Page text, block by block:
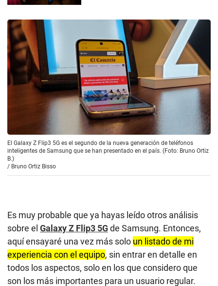
El Galaxy Z Flip3 5G es el segundo de la nueva generación de teléfonos
inteligentes de Samsung que se han presentado en el país. (Foto: Bruno Ortiz
B.)
/ Bruno Ortiz Bisso
Es muy probable que ya hayas leído otros análisis
sobre el Galaxy Z Flip3 5Gde Samsung. Entonces,
aquí ensayaré una vez más solo un listado de mi
experiencia con el equipo, sin entrar en detalle en
todos los aspectos, solo en los que considero que
son los más importantes para un usuario regular.